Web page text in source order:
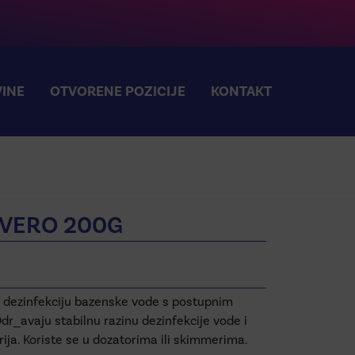
OTVORENE POZICIJE KONTAKT
200G
bazenske vode s postupnim
stabilnu razinu dezinfekcije vode i
Koriste se u dozatorima ili skimmerima.